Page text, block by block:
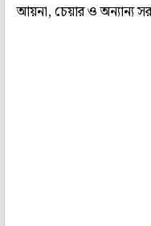
আয়না, চেয়ার ও অন্যান্য